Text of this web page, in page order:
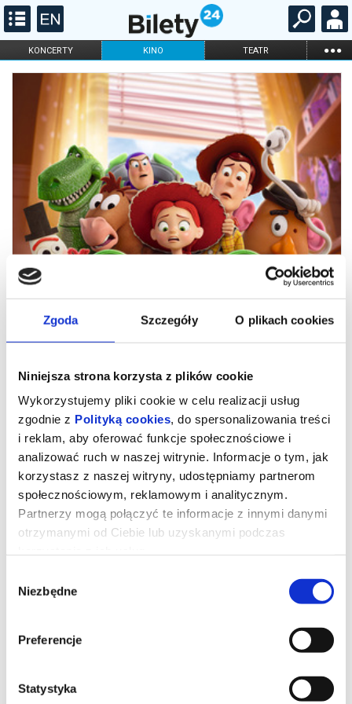
Zgoda Szczegóły O plikach cookies
Niniejsza strona korzysta z plików cookie
Wykorzystujemy pliki cookie w celu realizacji usług
zgodnie z Polityką cookies, do spersonalizowania treści
i reklam, aby oferować funkcje społecznościowe i
analizować ruch w naszej witrynie. Informacje o tym, jak
korzystasz z naszej witryny, udostępniamy partnerom
społecznościowym, reklamowym i analitycznym.
Partnerzy mogą połączyć te informacje z innymi danymi
otrzymanymi od Ciebie lub uzyskanymi podczas
zgody
Niezbędne
Preferencje
Statystyka
KONCERTY KINO TEATR ...
FILHARMONIA OPERA I BALET
STAND-UP
ONLINE KARNETY
Toy Story 5
Zabawki powracają w filmie Disneya i Pixara „Toy Story 5”, w
którym na scenę wkracza technologia. Buzz, Chudy, Jessie i
reszta ekipy mają trudne zadanie, gdy przychodzi im zmierzyć się
Stanton, współreżyserem Kenna Harris, a producentem Lindsey
Collins. Premiera „Toy Story 5” odbędzie się tylko w kinach 17
czerwca.